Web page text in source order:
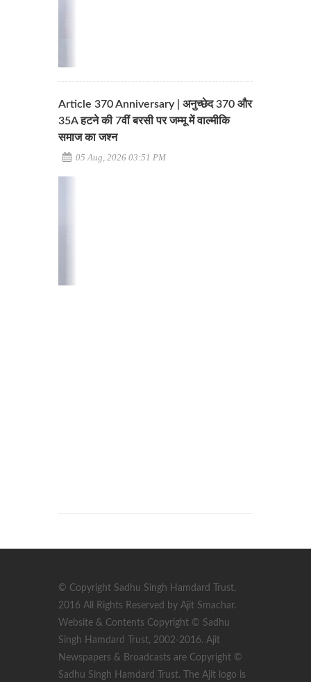
Article 370 Anniversary | अनुच्छेद 370 और
35A हटने की 7वीं बरसी पर जम्मू में वाल्मीकि
समाज का जश्न
05 Aug, 2026 03:51 PM
© Copyright Sadhu Singh Hamdard Trust,
2016 All Rights Reserved by Ajit Smachar.
Website & Contents Copyright © Sadhu
Singh Hamdard Trust, 2002-2016. Ajit
Newspapers & Broadcasts are Copyright ©
Sadhu Singh Hamdard Trust. The Ajit logo is